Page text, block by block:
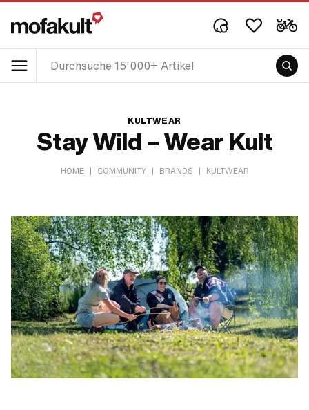
KULTWEAR
Stay Wild – Wear Kult
HOME | COMMUNITY | BRANDS | KULTWEAR